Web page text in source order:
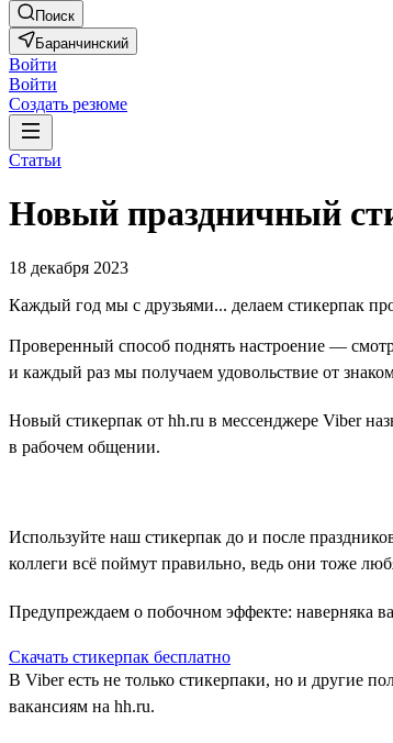
Поиск
Баранчинский
Войти
Войти
Создать резюме
Статьи
Новый праздничный
18 декабря 2023
Каждый год мы с друзьями... делаем стикерпак
Проверенный способ поднять настроение —
и каждый раз мы получаем удовольствие от
Новый стикерпак от hh.ru в мессенджере Viber
в рабочем общении.
Используйте наш стикерпак до и после
коллеги всё поймут правильно, ведь они тоже
Предупреждаем о побочном эффекте: наверняка
Скачать стикерпак бесплатно
В Viber есть не только стикерпаки, но и другие
вакансиям на hh.ru.